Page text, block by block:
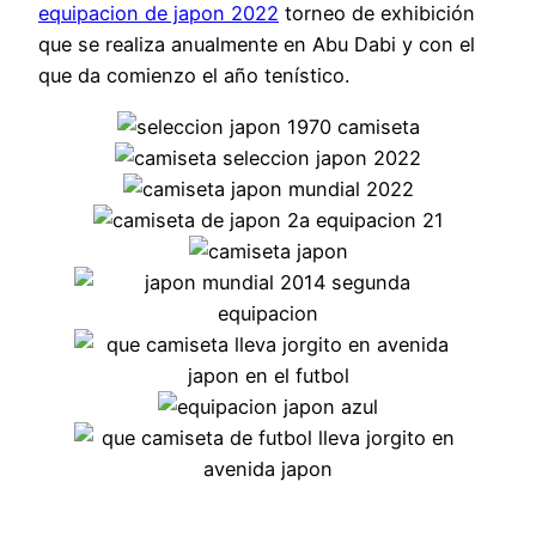
equipacion de japon 2022 torneo de exhibición
que se realiza anualmente en Abu Dabi y con el
que da comienzo el año tenístico.